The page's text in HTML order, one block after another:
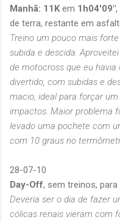
Manhã: 11K em 1h04'09",
de terra, restante em
Treino um pouco mais
subida e descida.
de motocross que eu
divertido, com subidas e
macio, ideal para forçar
impactos. Maior problema
levado uma pochete com
com 10 graus no
28-07-10
Day-Off, sem treinos,
Deveria ser o dia de fazer
cólicas renais vieram com